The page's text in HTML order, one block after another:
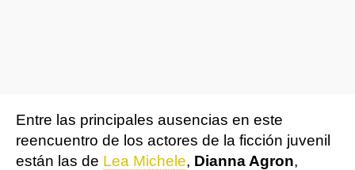
Entre las principales ausencias en este
reencuentro de los actores de la ficción juvenil
están las de Lea Michele, Dianna Agron,